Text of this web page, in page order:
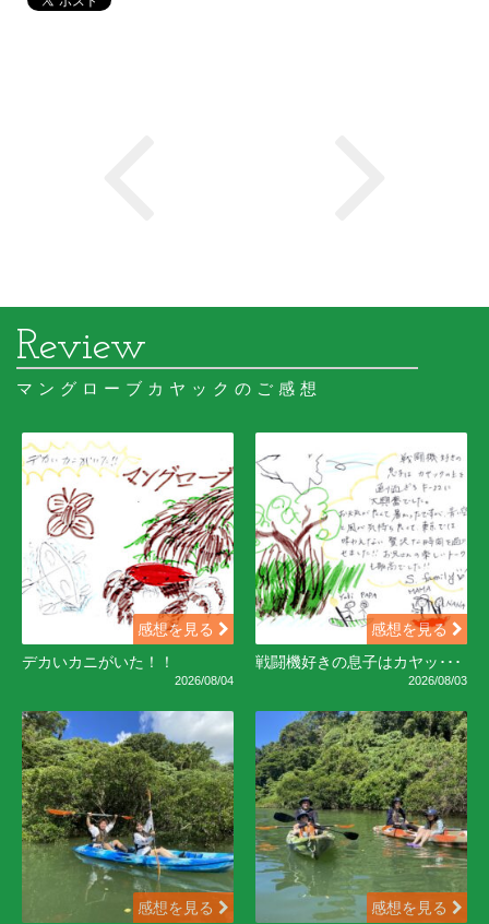
マングローブカヤックのご感想
感想を見る
デカいカニがいた！！
2026/08/04
感想を見る
戦闘機好きの息子はカヤッ･･･
2026/08/03
感想を見る
感想を見る